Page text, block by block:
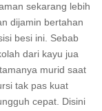
sekarang lebih
dijamin bertahan
besi ini. Sebab
dari kayu jua
murid saat
tak pas kuat
cepat. Disini